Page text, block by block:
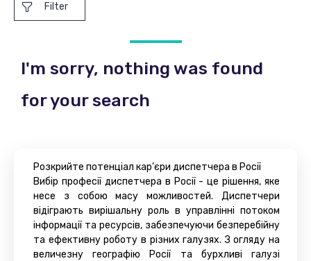
Filter
I'm sorry, nothing was found
for your search
Розкрийте потенціал кар’єри диспетчера в Росії
Вибір професії диспетчера в Росії - це рішення, яке
несе з собою масу можливостей. Диспетчери
відіграють вирішальну роль в управлінні потоком
інформації та ресурсів, забезпечуючи безперебійну
та ефективну роботу в різних галузях. З огляду на
величезну географію Росії та бурхливі галузі